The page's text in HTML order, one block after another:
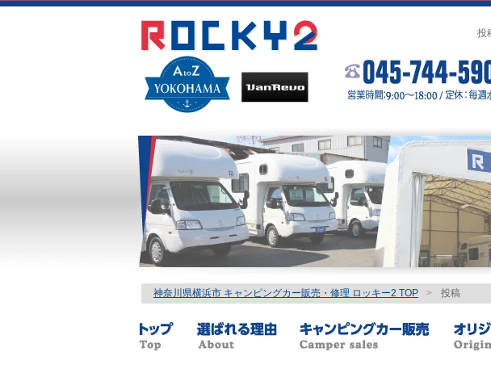
投
神奈川県横浜市 キャンピングカー販売・修理 ロッキー2 TOP > 投稿